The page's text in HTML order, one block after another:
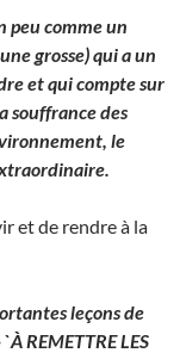
peu comme un
grosse) qui a un
et qui compte sur
souffrance des
le
et de rendre à la
leçons de
REMETTRE LES